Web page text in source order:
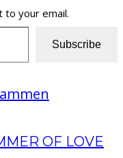
your email.
Subscribe
OF LOVE